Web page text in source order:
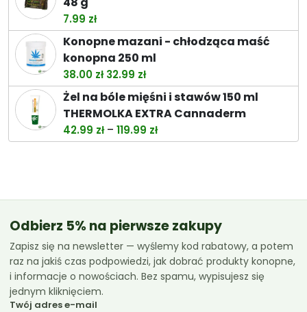
do
119.99 zł
7.99 zł
Konopne mazani - chłodząca maść
konopna 250 ml
38.00 zł Pierwotna
cena
wynosiła:
38.00 zł.
32.99 złAktualna
cena
wynosi:
32.99 zł.
Żel na bóle mięśni i stawów 150 ml
THERMOLKA EXTRA Cannaderm
42.99 zł – 119.99 złZakres
cen:
Odbierz 5% na pierwsze zakupy
Zapisz się na newsletter — wyślemy kod rabatowy, a potem
raz na jakiś czas podpowiedzi, jak dobrać produkty konopne,
i informacje o nowościach. Bez spamu, wypisujesz się
jednym kliknięciem.
Twój adres e-mail